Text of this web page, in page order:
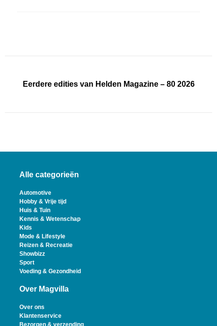
Eerdere edities van Helden Magazine – 80 2026
Alle categorieën
Automotive
Hobby & Vrije tijd
Huis & Tuin
Kennis & Wetenschap
Kids
Mode & Lifestyle
Reizen & Recreatie
Showbizz
Sport
Voeding & Gezondheid
Over Magvilla
Over ons
Klantenservice
Bezorgen & verzending